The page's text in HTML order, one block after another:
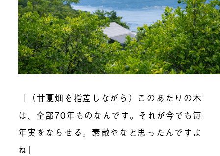
「（甘夏畑を指差しながら）このあたりの木
は、全部70年ものなんです。それが今でも毎
年実をならせる。素敵やなと思ったんですよ
ね」